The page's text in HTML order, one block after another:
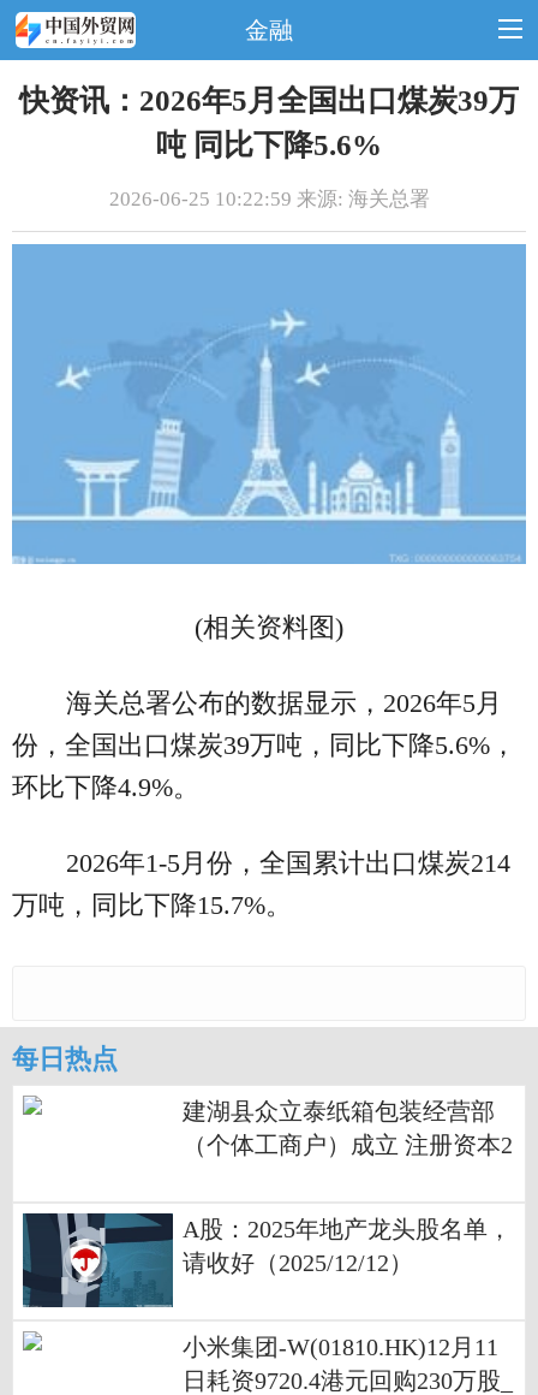
金融
快资讯：2026年5月全国出口煤炭39万
吨 同比下降5.6%
2026-06-25 10:22:59 来源: 海关总署
(相关资料图)
海关总署公布的数据显示，2026年5月
份，全国出口煤炭39万吨，同比下降5.6%，
环比下降4.9%。
2026年1-5月份，全国累计出口煤炭214
万吨，同比下降15.7%。
每日热点
建湖县众立泰纸箱包装经营部
（个体工商户）成立 注册资本2
A股：2025年地产龙头股名单，
请收好（2025/12/12）
小米集团-W(01810.HK)12月11
日耗资9720.4港元回购230万股_